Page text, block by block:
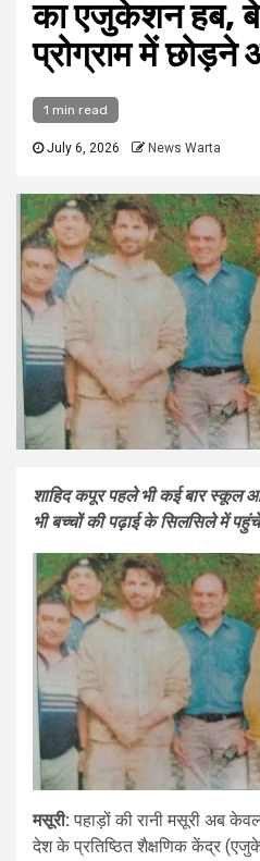
का एजुकेशन हब,
प्रोग्राम में छोड़ने
1 min read
July 6, 2026 News Warta
शाहिद कपूर पहले भी कई बार स्कूल
भी बच्चों की पढ़ाई के सिलसिले में
मसूरी: पहाड़ों की रानी मसूरी अब
देश के प्रतिष्ठित शैक्षणिक केंद्र